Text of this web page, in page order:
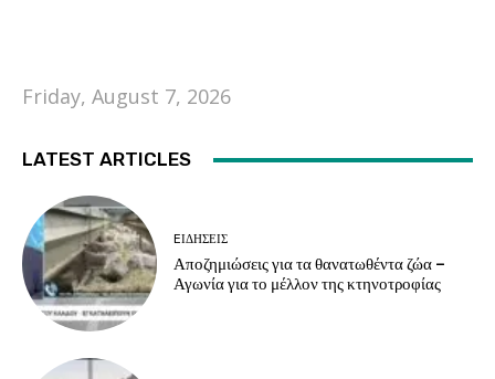
Friday, August 7, 2026
LATEST ARTICLES
EΙΔΗΣΕΙΣ
Αποζημιώσεις για τα θανατωθέντα ζώα –
Αγωνία για το μέλλον της κτηνοτροφίας